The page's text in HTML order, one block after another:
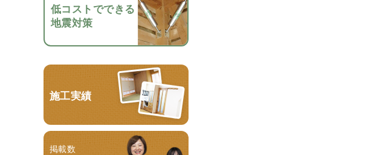
低コストでできる
地震対策
施工実績
掲載数